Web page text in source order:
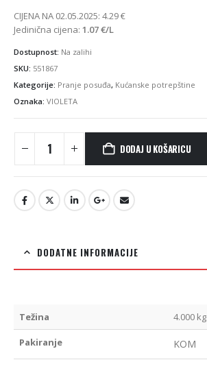
CIJENA NA 02.05.2025: 4.29€
Jedinična cijena: 1.07€/L
Dostupnost: Na zalihi
SKU: 551867
Kategorije: Pranje posuđa, Kućanske potrepštine
Oznaka: VIOLETA
DODAJ U KOŠARICU
DODATNE INFORMACIJE
Težina 4.000 kg
Pakiranje KOM